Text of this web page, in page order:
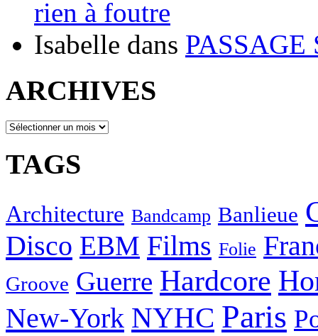
rien à foutre
Isabelle dans PASSAGE
ARCHIVES
ARCHIVES
TAGS
Architecture Bandcamp Banlieue
Disco EBM Films Folie
Groove Guerre Hardcore
New-York NYHC Paris